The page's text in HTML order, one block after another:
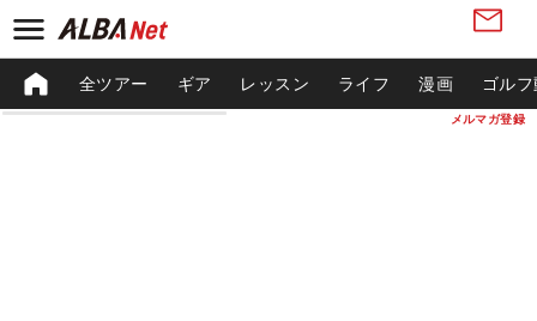
メルマガ登録
全ツアー ギア レッスン ライフ 漫画 ゴル